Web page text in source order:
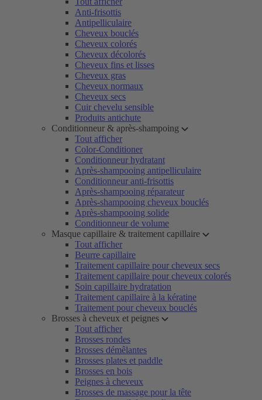
Anti-frisottis
Antipelliculaire
Cheveux bouclés
Cheveux colorés
Cheveux décolorés
Cheveux fins et lisses
Cheveux gras
Cheveux normaux
Cheveux secs
Cuir chevelu sensible
Produits antichute
Conditionneur & après-shampoing
Tout afficher
Color-Conditioner
Conditionneur hydratant
Après-shampooing antipelliculaire
Conditionneur anti-frisottis
Après-shampooing réparateur
Après-shampooing cheveux bouclés
Après-shampooing solide
Conditionneur de volume
Masque capillaire & traitement capillaire
Tout afficher
Beurre capillaire
Traitement capillaire pour cheveux secs
Traitement capillaire pour cheveux colorés
Soin capillaire hydratation
Traitement capillaire à la kératine
Traitement pour cheveux bouclés
Brosses à cheveux et peignes
Tout afficher
Brosses rondes
Brosses démêlantes
Brosses plates et paddle
Brosses en bois
Peignes à cheveux
Brosses de massage pour la tête